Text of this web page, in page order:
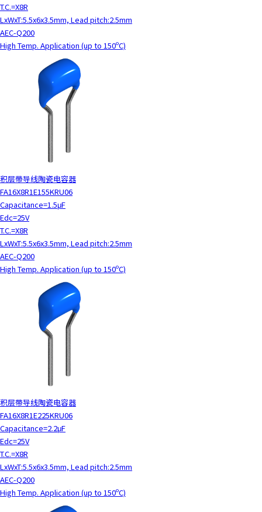
T.C.=X8R
LxWxT:5.5x6x3.5mm, Lead pitch:2.5mm
AEC-Q200
High Temp. Application (up to 150ºC)
积层带导线陶瓷电容器
FA16X8R1E155KRU06
Capacitance=1.5μF
Edc=25V
T.C.=X8R
LxWxT:5.5x6x3.5mm, Lead pitch:2.5mm
AEC-Q200
High Temp. Application (up to 150ºC)
积层带导线陶瓷电容器
FA16X8R1E225KRU06
Capacitance=2.2μF
Edc=25V
T.C.=X8R
LxWxT:5.5x6x3.5mm, Lead pitch:2.5mm
AEC-Q200
High Temp. Application (up to 150ºC)